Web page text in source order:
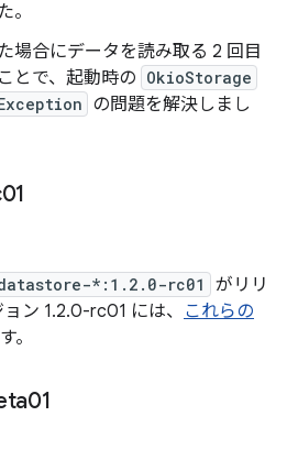
。
場合にデータを読み取る 2 回目
とで、起動時の OkioStorage
の問題を解決しまし
*:1.2.0-rc01
がリリ
ン 1.2.0-rc01 には、 これらの
。